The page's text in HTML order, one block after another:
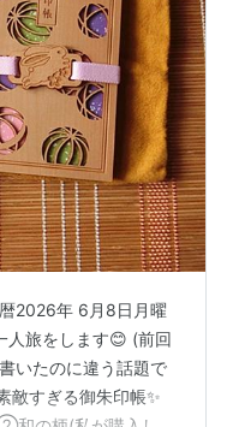
2026年 6月8日月曜
人旅をします😊 (前回
いたのに違う話題で
敵すぎる御朱印帳✨